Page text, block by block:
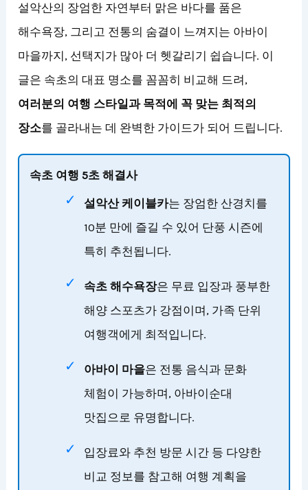
설악산의 장엄한 자연부터 맑은 바다를 품은
해수욕장, 그리고 전통의 숨결이 느껴지는 아바이
마을까지, 선택지가 많아 더 헷갈리기 쉽습니다. 이
글은 속초의 대표 명소를 꼼꼼히 비교해 드려,
여러분의 여행 스타일과 목적에 꼭 맞는 최적의
장소를 골라내는 데 완벽한 가이드가 되어 드립니다.
속초 여행 5초 해결사
설악산 케이블카는 장엄한 산경치를
10분 만에 즐길 수 있어 단풍 시즌에
특히 추천됩니다.
속초 해수욕장은 무료 입장과 풍부한
해양 스포츠가 강점이며, 가족 단위
여행객에게 최적입니다.
아바이 마을은 전통 음식과 문화
체험이 가능하며, 아바이순대
맛집으로 유명합니다.
입장료와 추천 방문 시간 등 다양한
비교 정보를 참고해 여행 계획을